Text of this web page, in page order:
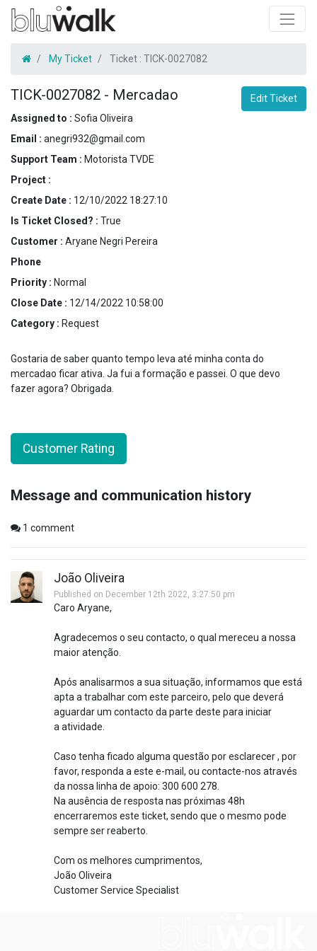
My Ticket Ticket : TICK-0027082
TICK-0027082 - Mercadao
Edit Ticket
Assigned to : Sofia Oliveira
Email : anegri932@gmail.com
Support Team : Motorista TVDE
Project :
Create Date : 12/10/2022 18:27:10
Is Ticket Closed? : True
Customer : Aryane Negri Pereira
Phone
Priority : Normal
Close Date : 12/14/2022 10:58:00
Category : Request
Gostaria de saber quanto tempo leva até minha conta do
mercadao ficar ativa. Ja fui a formação e passei. O que devo
fazer agora? Obrigada.
Customer Rating
Message and communication history
1 comment
João Oliveira
Published on December 12th 2022, 3:27:50 pm
Caro Aryane,
Agradecemos o seu contacto, o qual mereceu a nossa
maior atenção.
Após analisarmos a sua situação, informamos que está
apta a trabalhar com este parceiro, pelo que deverá
aguardar um contacto da parte deste para iniciar
a atividade.
Caso tenha ficado alguma questão por esclarecer , por
favor, responda a este e-mail, ou contacte-nos através
da nossa linha de apoio: 300 600 278.
Na ausência de resposta nas próximas 48h
encerraremos este ticket, sendo que o mesmo pode
sempre ser reaberto.
Com os melhores cumprimentos,
João Oliveira
Customer Service Specialist